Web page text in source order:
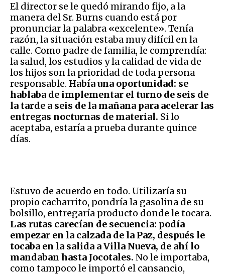
El director se le quedó mirando fijo, a la
manera del Sr. Burns cuando está por
pronunciar la palabra «excelente». Tenía
razón, la situación estaba muy difícil en la
calle. Como padre de familia, le comprendía:
la salud, los estudios y la calidad de vida de
los hijos son la prioridad de toda persona
responsable. Había una oportunidad: se
hablaba de implementar el turno de seis de
la tarde a seis de la mañana para acelerar las
entregas nocturnas de material. Si lo
aceptaba, estaría a prueba durante quince
días.
Estuvo de acuerdo en todo. Utilizaría su
propio cacharrito, pondría la gasolina de su
bolsillo, entregaría producto donde le tocara.
Las rutas carecían de secuencia: podía
empezar en la calzada de la Paz, después le
tocaba en la salida a Villa Nueva, de ahí lo
mandaban hasta Jocotales. No le importaba,
como tampoco le importó el cansancio,